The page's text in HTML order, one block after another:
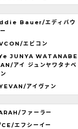
Bauer/エディバウ
エビコン
JUNYA WATANABE
アイ ジュンヤワタナベ
アイヴァン
ファーラー
エフシーイー